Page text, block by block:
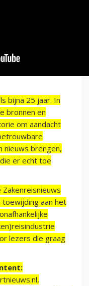
bijna 25 jaar. In
bronnen en
om aandacht
nieuws brengen,
er echt toe
aan het
lezers die graag